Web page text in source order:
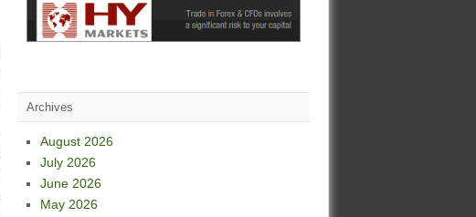
Archives
August 2026
July 2026
June 2026
May 2026